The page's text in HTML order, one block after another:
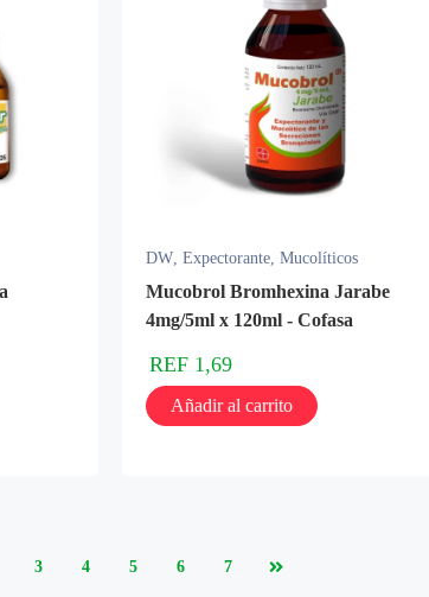
DW, Expectorante, Mucolíticos
Mucobrol Bromhexina Jarabe
4mg/5ml x 120ml - Cofasa
REF 1,69
Añadir al carrito
3 4 5 6 7